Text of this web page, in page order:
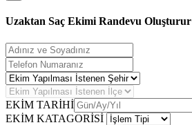
Uzaktan Saç Ekimi Randevu Oluşturur
EKİM TARİHİ
EKİM KATAGORİSİ